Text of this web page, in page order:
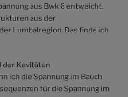
aus Bwk 6 entweicht.
aus der
Lumbalregion. Das finde ich
der Kavitäten
ich die Spannung im Bauch
für die Spannung im